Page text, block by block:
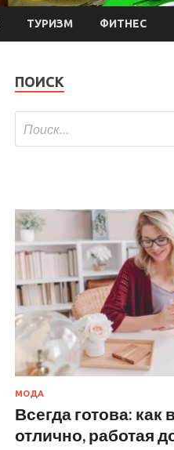
ТУРИЗМ ФИТНЕС
ПОИСК
МОДА
Всегда готова: как
отлично, работая